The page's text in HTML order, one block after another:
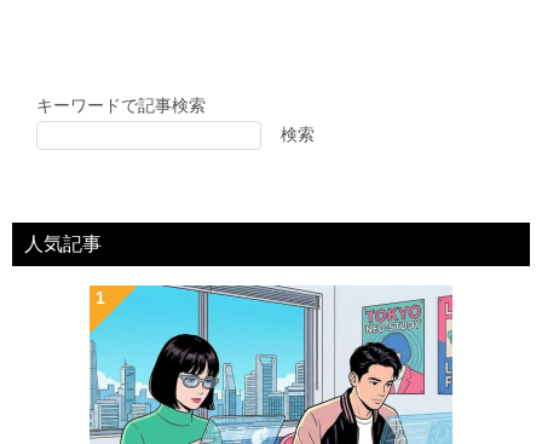
キーワードで記事検索
検索
人気記事